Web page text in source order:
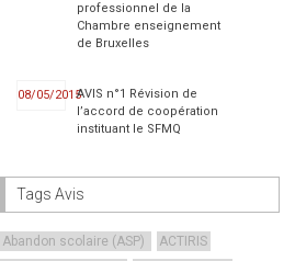
professionnel de la
Chambre enseignement
de Bruxelles
08/05/2015AVIS n°1 Révision de
l’accord de coopération
instituant le SFMQ
Tags Avis
Abandon scolaire (ASP)
ACTIRIS